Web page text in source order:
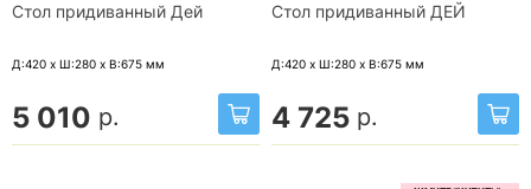
Стол придиванный Дей
Д:420 x Ш:280 x В:675 мм
5 010 р.
Стол придиванный ДЕЙ
Д:420 x Ш:280 x В:675 мм
4 725 р.